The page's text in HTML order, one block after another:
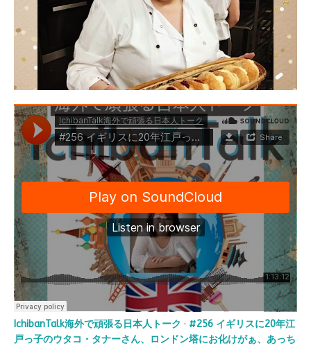
IchibanTalk海外で頑張る日本人トーク · #256 イギリスに20年江
戸っ子のウタコ・タナーさん、ロンドン塔にお化けがぁ、あっち